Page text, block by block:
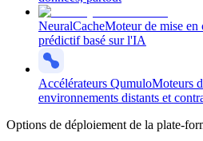
NeuralCacheMoteur de mise en
prédictif basé sur l'IA
Accélérateurs QumuloMoteurs
environnements distants et
Options de déploiement de la plate-